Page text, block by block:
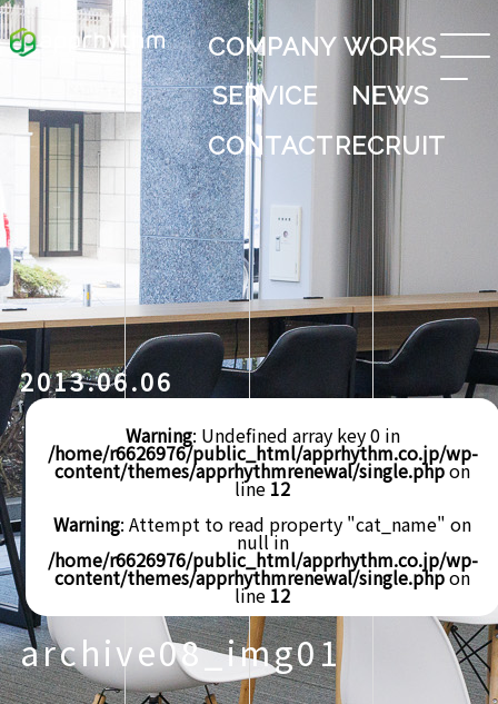
COMPANY WORKS
SERVICE
NEWS
CONTACTRECRUIT
2013.06.06
Warning: Undefined array key 0 in
/home/r6626976/public_html/apprhythm.co.jp/wp-
content/themes/apprhythmrenewal/single.phpon
line 12
Warning: Attempt to read property "cat_name" on
null in
/home/r6626976/public_html/apprhythm.co.jp/wp-
content/themes/apprhythmrenewal/single.phpon
line 12
archive08_img01